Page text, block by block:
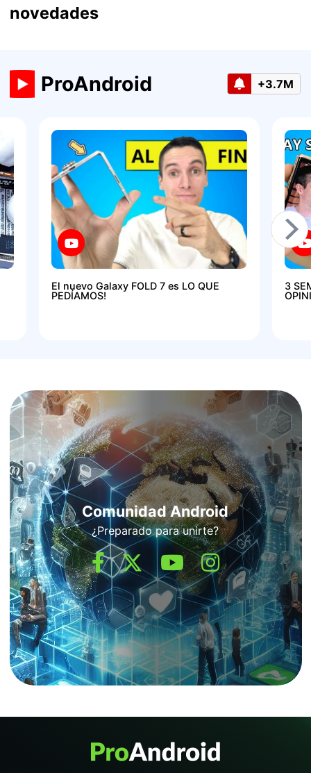
novedades
ProAndroid +3.7M
El nuevo Galaxy FOLD 7 es LO QUE
PEDÍAMOS!
3
Comunidad Android
¿Preparado para unirte?